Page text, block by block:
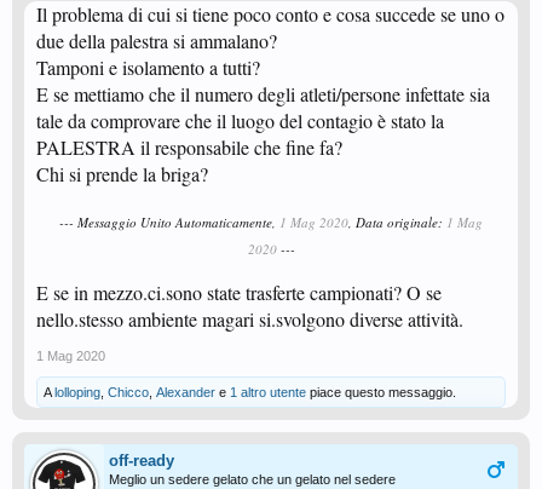
Il problema di cui si tiene poco conto e cosa succede se uno o
due della palestra si ammalano?
Tamponi e isolamento a tutti?
E se mettiamo che il numero degli atleti/persone infettate sia
tale da comprovare che il luogo del contagio è stato la
PALESTRA il responsabile che fine fa?
Chi si prende la briga?
--- Messaggio Unito Automaticamente, 1 Mag 2020, Data originale: 1 Mag
2020---
E se in mezzo.ci.sono state trasferte campionati? O se
nello.stesso ambiente magari si.svolgono diverse attività.
1 Mag 2020
A lolloping, Chicco, Alexander e 1 altro utente piace questo messaggio.
off-ready
Meglio un sedere gelato che un gelato nel sedere